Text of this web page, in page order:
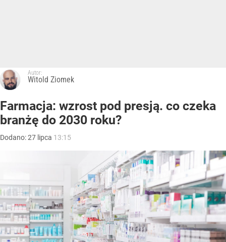
Autor:
Witold Ziomek
Farmacja: wzrost pod presją. co czeka
branżę do 2030 roku?
Dodano:27 lipca 13:15